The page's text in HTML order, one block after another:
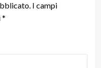
I campi
*